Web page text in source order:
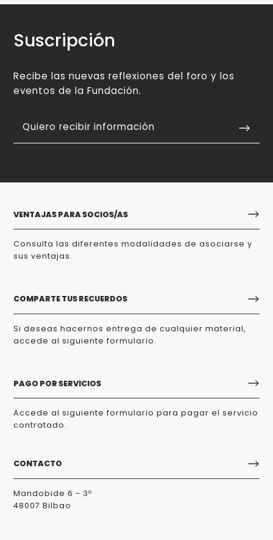
Suscripción
Recibe las nuevas reflexiones del foro y los
eventos de la Fundación.
Quiero recibir información
VENTAJAS PARA SOCIOS/AS
Consulta las diferentes modalidades de asociarse y
sus ventajas.
COMPARTE TUS RECUERDOS
Si deseas hacernos entrega de cualquier material,
accede al siguiente formulario.
PAGO POR SERVICIOS
Accede al siguiente formulario para pagar el servicio
contratado.
CONTACTO
Mandobide 6 - 3º
48007 Bilbao